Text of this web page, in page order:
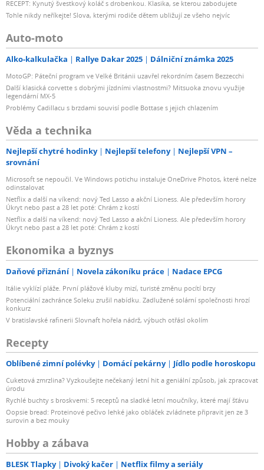
RECEPT: Kynutý švestkový koláč s drobenkou. Klasika, se kterou zabodujete
Tohle nikdy neříkejte! Slova, kterými rodiče dětem ubližují ze všeho nejvíc
Auto-moto
Alko-kalkulačka Rallye Dakar 2025 Dálniční známka 2025
MotoGP: Páteční program ve Velké Británii uzavřel rekordním časem Bezzecchi
Další klasická corvette s dobrými jízdními vlastnostmi? Mitsuoka znovu využije
legendární MX-5
Problémy Cadillacu s brzdami souvisí podle Bottase s jejich chlazením
Věda a technika
Nejlepší chytré hodinky Nejlepší telefony
Nejlepší VPN –
srovnání
Microsoft se nepoučil. Ve Windows potichu instaluje OneDrive Photos, které nelze
odinstalovat
Netflix a další na víkend: nový Ted Lasso a akční Lioness. Ale především horory
Úkryt nebo past a 28 let poté: Chrám z kostí
Netflix a další na víkend: nový Ted Lasso a akční Lioness. Ale především horory
Úkryt nebo past a 28 let poté: Chrám z kostí
Ekonomika a byznys
Daňové přiznání Novela zákoníku práce Nadace EPCG
Itálie vyklízí pláže. První plážové kluby mizí, turisté změnu pocítí brzy
Potenciální zachránce Soleku zrušil nabídku. Zadlužené solární společnosti hrozí
konkurz
V bratislavské rafinerii Slovnaft hořela nádrž, výbuch otřásl okolím
Recepty
Oblíbené zimní polévky Domácí pekárny Jídlo podle horoskopu
Cuketová zmrzlina? Vyzkoušejte nečekaný letní hit a geniální způsob, jak zpracovat
úrodu
Rychlé buchty s broskvemi: 5 receptů na sladké letní moučníky, které mají šťávu
Oopsie bread: Proteinové pečivo lehké jako obláček zvládnete připravit jen ze 3
surovin a bez mouky
Hobby a zábava
BLESK Tlapky Divoký kačer Netflix filmy a seriály